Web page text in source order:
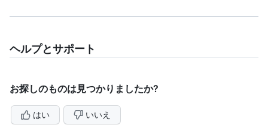
ヘルプとサポート
お探しのものは見つかりましたか?
はい いいえ